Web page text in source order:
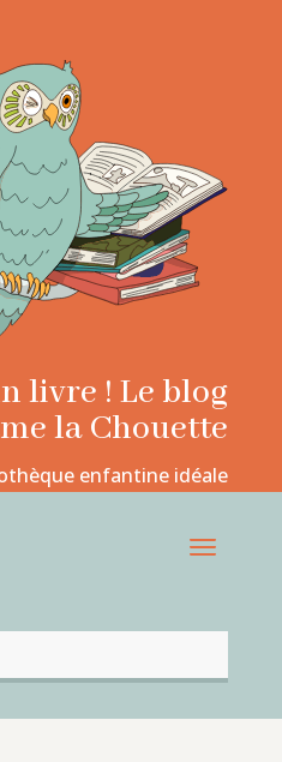
livre ! Le blog
la Chouette
enfantine idéale